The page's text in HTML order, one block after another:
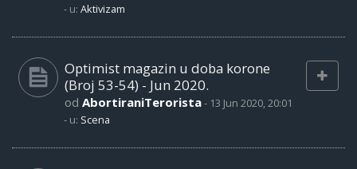
- u: Aktivizam
Optimist magazin u doba korone
(Broj 53-54) - Jun 2020.
od AbortiraniTerorista- 13 Jun 2020, 20:01
- u: Scena